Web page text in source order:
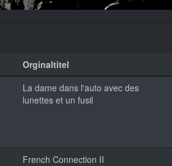
Orginaltitel
La dame dans l'auto avec des
lunettes et un fusil
French Connection II